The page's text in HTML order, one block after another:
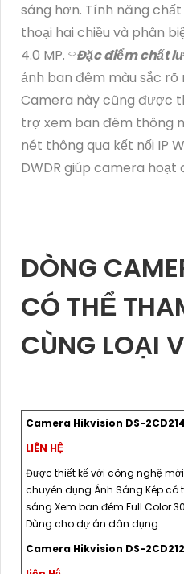
sáng hơn. Tính năng
thoại hai chiều và phân
4.0 MP. ⌔Đặc điểm chất
ảnh ban đêm màu sắc
Camera này cũng được
trợ xem ban đêm thông
nét thông qua kết nối IP
DWDR giúp camera hoạt
DÒNG
CÓ THỂ
CÙNG LOẠI
Camera Hikvision DS-
LIÊN HỆ
Được thiết kế với công nghệ
chuyên dụng Ánh Sáng Kép
sáng Xem ban đêm Full Color
Dùng cho dự án dân dụng
Camera Hikvision DS-